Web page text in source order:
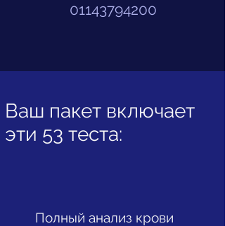
01143794200
Ваш пакет включает
эти 53 теста:
Полный анализ крови